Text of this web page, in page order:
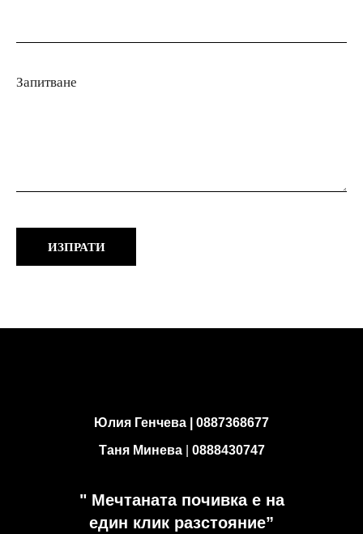
Запитване
Юлия Генчева |
0887368677
Таня Минева
0888430747
" Мечтаната почивка е на
един клик разстояние”